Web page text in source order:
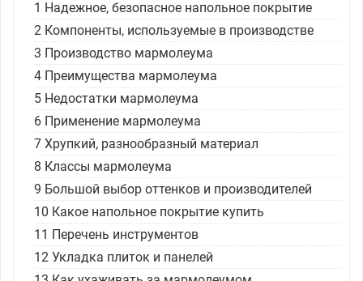
1 Надежное, безопасное напольное покрытие
2 Компоненты, используемые в производстве
3 Производство мармолеума
4 Преимущества мармолеума
5 Недостатки мармолеума
6 Применение мармолеума
7 Хрупкий, разнообразный материал
8 Классы мармолеума
9 Большой выбор оттенков и производителей
10 Какое напольное покрытие купить
11 Перечень инструментов
12 Укладка плиток и панелей